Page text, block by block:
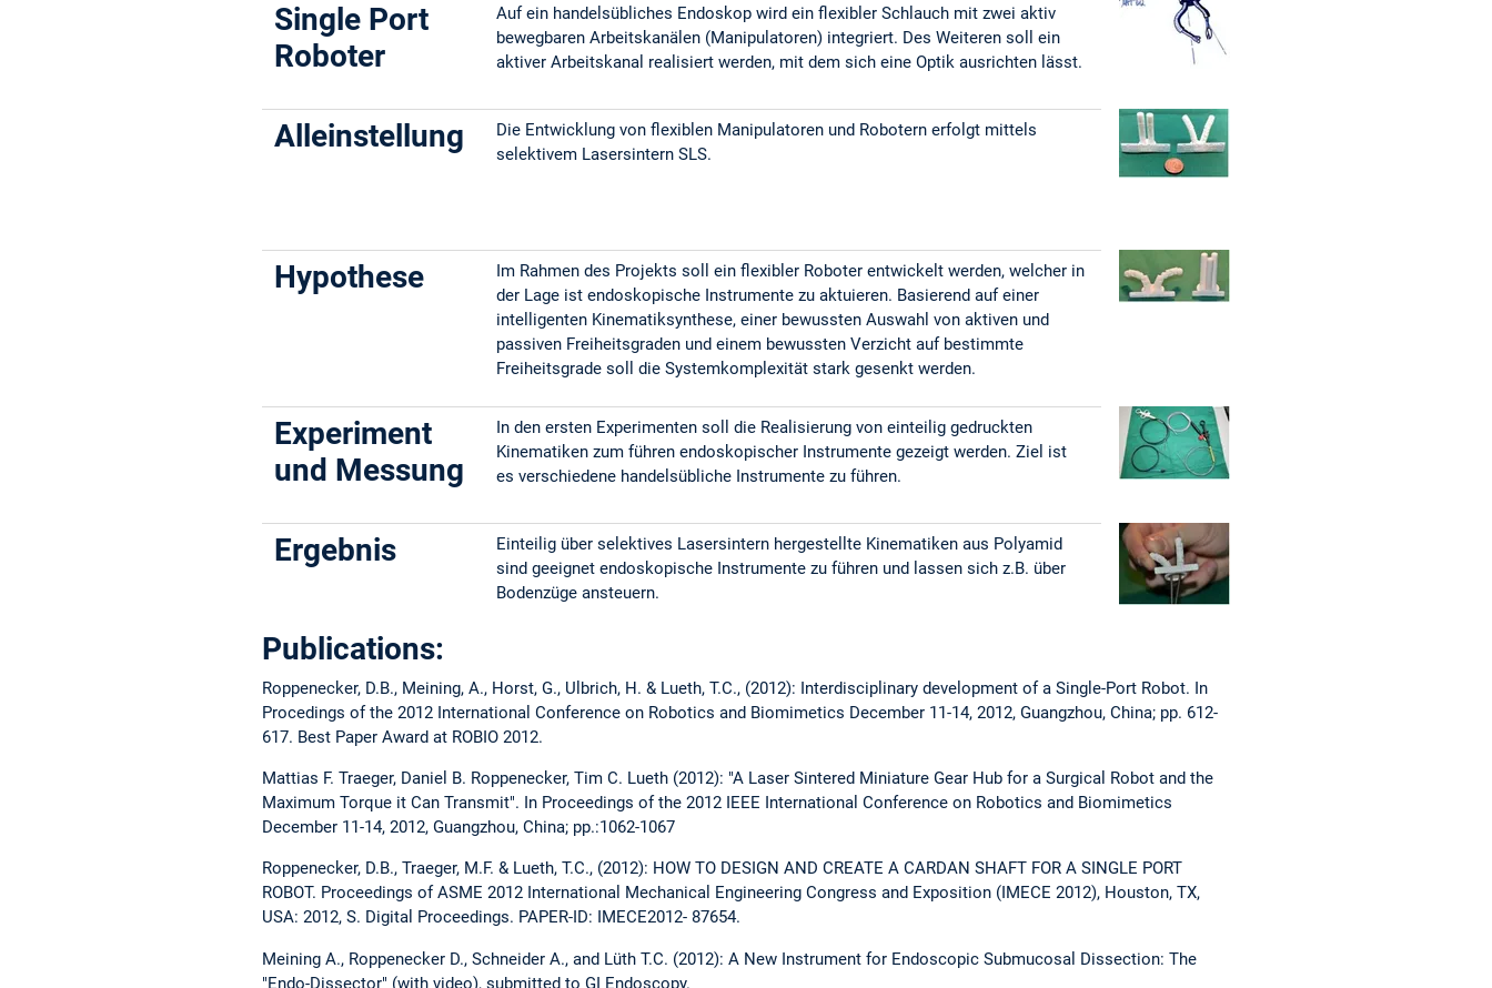
Single Port
Roboter
Auf ein handelsübliches Endoskop wird ein flexibler Schlauch mit zwei aktiv
bewegbaren Arbeitskanälen (Manipulatoren) integriert. Des Weiteren soll ein
aktiver Arbeitskanal realisiert werden, mit dem sich eine Optik ausrichten lässt.
Alleinstellung
Die Entwicklung von flexiblen Manipulatoren und Robotern erfolgt mittels
selektivem Lasersintern SLS.
Hypothese
Im Rahmen des Projekts soll ein flexibler Roboter entwickelt werden, welcher in
der Lage ist endoskopische Instrumente zu aktuieren. Basierend auf einer
intelligenten Kinematiksynthese, einer bewussten Auswahl von aktiven und
passiven Freiheitsgraden und einem bewussten Verzicht auf bestimmte
Freiheitsgrade soll die Systemkomplexität stark gesenkt werden.
Experiment
und Messung
In den ersten Experimenten soll die Realisierung von einteilig gedruckten
Kinematiken zum führen endoskopischer Instrumente gezeigt werden. Ziel ist
es verschiedene handelsübliche Instrumente zu führen.
Ergebnis
Einteilig über selektives Lasersintern hergestellte Kinematiken aus Polyamid
sind geeignet endoskopische Instrumente zu führen und lassen sich z.B. über
Bodenzüge ansteuern.
Publications:
Roppenecker, D.B., Meining, A., Horst, G., Ulbrich, H. & Lueth, T.C., (2012): Interdisciplinary development of a Single-Port Robot. In
Procedings of the 2012 International Conference on Robotics and Biomimetics December 11-14, 2012, Guangzhou, China; pp. 612-
617. Best Paper Award at ROBIO 2012.
Mattias F. Traeger, Daniel B. Roppenecker, Tim C. Lueth (2012): "A Laser Sintered Miniature Gear Hub for a Surgical Robot and the
Maximum Torque it Can Transmit". In Proceedings of the 2012 IEEE International Conference on Robotics and Biomimetics
December 11-14, 2012, Guangzhou, China; pp.:1062-1067
Roppenecker, D.B., Traeger, M.F. & Lueth, T.C., (2012): HOW TO DESIGN AND CREATE A CARDAN SHAFT FOR A SINGLE PORT
ROBOT. Proceedings of ASME 2012 International Mechanical Engineering Congress and Exposition (IMECE 2012), Houston, TX,
USA: 2012, S. Digital Proceedings. PAPER-ID: IMECE2012- 87654.
Meining A., Roppenecker D., Schneider A., and Lüth T.C. (2012): A New Instrument for Endoscopic Submucosal Dissection: The
"Endo-Dissector" (with video), submitted to GI Endoscopy.